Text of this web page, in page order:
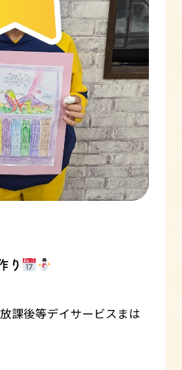
り
課後等デイサービスまは